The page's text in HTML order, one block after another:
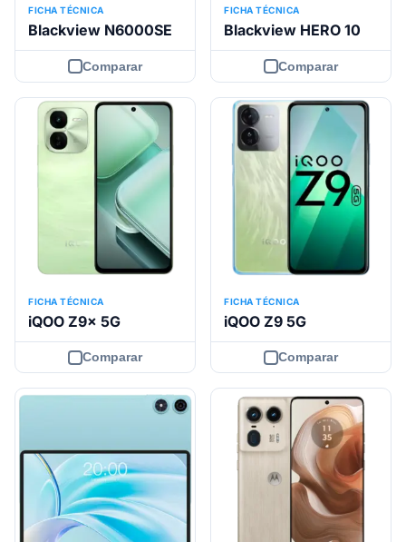
FICHA TÉCNICA
Blackview N6000SE
Comparar
FICHA TÉCNICA
Blackview HERO 10
Comparar
FICHA TÉCNICA
iQOO Z9x 5G
Comparar
FICHA TÉCNICA
iQOO Z9 5G
Comparar